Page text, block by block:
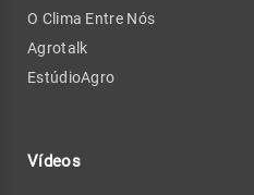
O Clima Entre Nós
Agrotalk
EstúdioAgro
Vídeos